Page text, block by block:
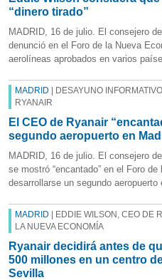
“dinero tirado”
MADRID, 16 de julio. El consejero
denunció en el Foro de la Nueva
aerolíneas aprobados en varios
MADRID | DESAYUNO
RYANAIR
El CEO de Ryanair
segundo aeropuerto en
MADRID, 16 de julio. El consejero
se mostró “encantado” en el Foro
desarrollarse un segundo aeropuerto
MADRID | EDDIE WILSON, CEO DE
LA NUEVA ECONOMÍA
Ryanair decidirá antes de
500 millones en un centro
Sevilla